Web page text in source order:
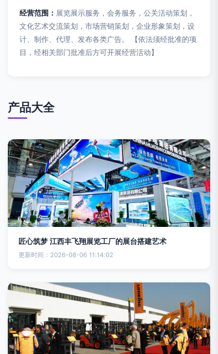
经营范围： 展览展示服务，会务服务，公关活动策划，
文化艺术交流策划，市场营销策划，企业形象策划，设
计、制作、代理、发布各类广告。 【依法须经批准的项
目，经相关部门批准后方可开展经营活动】
产品大全
匠心筑梦 江西丰飞翔展览工厂的展台搭建艺术
更新时间：2026-08-06 11:14:02